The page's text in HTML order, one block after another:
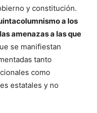
y constitución.
a los
amenazas a las que
se manifiestan
tanto
como
estatales y no